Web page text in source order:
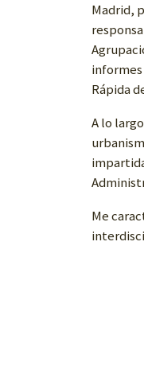
Madrid,
informes
Rápida
A lo
Me